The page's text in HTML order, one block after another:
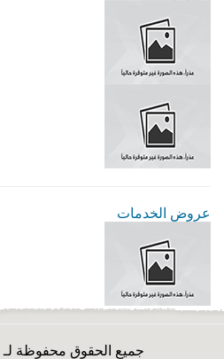
عروض الخدمات
جميع الحقوق محفوظة لـ